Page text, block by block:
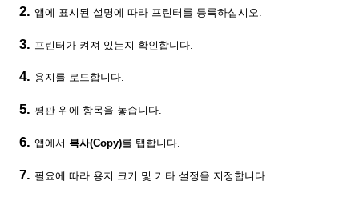
앱에 표시된 설명에 따라 프린터 를 등록하십시오.
프린터 가 켜져 있는지 확인합니다.
용지를 로드합니다.
평판 위에 항목을 놓습니다.
앱에서 복사(Copy)를 탭합니다.
필요에 따라 용지 크기 및 기타 설정을 지정합니다.